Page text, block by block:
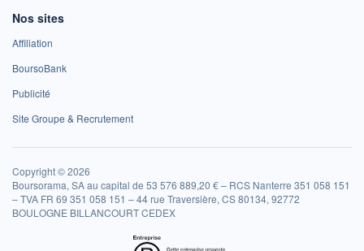
Nos sites
Affiliation
BoursoBank
Publicité
Site Groupe & Recrutement
Copyright © 2026
Boursorama, SA au capital de 53 576 889,20 € – RCS Nanterre 351 058 151
– TVA FR 69 351 058 151 – 44 rue Traversière, CS 80134, 92772
BOULOGNE BILLANCOURT CEDEX